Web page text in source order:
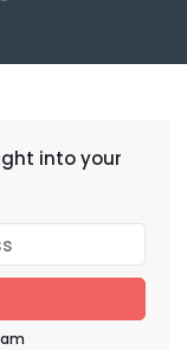
into your